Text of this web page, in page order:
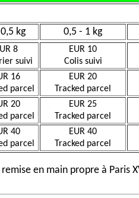
kg 0,5 - 1 kg
8
suivi
EUR 10
Colis suivi
16
parcel
EUR 20
Tracked parcel
20
parcel
EUR 25
Tracked parcel
40
parcel
EUR 40
Tracked parcel
en main propre à Paris